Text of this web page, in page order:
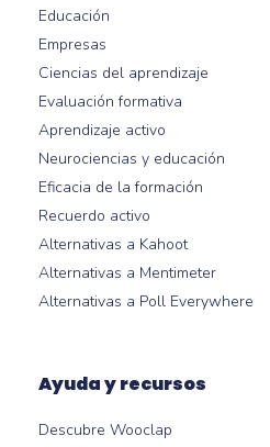
Educación
Empresas
Ciencias del aprendizaje
Evaluación formativa
Aprendizaje activo
Neurociencias y educación
Eficacia de la formación
Recuerdo activo
Alternativas a Kahoot
Alternativas a Mentimeter
Alternativas a Poll Everywhere
Ayuda y recursos
Descubre Wooclap